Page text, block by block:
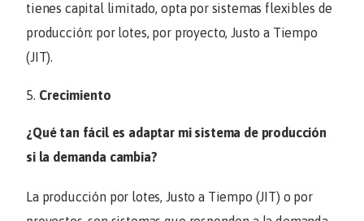
tienes capital limitado, opta por sistemas flexibles de
producción: por lotes, por proyecto, Justo a Tiempo
(JIT).
Crecimiento
¿Qué tan fácil es adaptar mi sistema de producción
si la demanda cambia?
La producción por lotes, Justo a Tiempo (JIT) o por